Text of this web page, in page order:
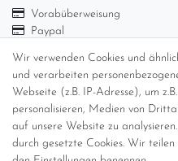
Wir verwenden Cookies und
und verarbeiten
Webseite (z.B. IP-Adresse), um
personalisieren, Medien von
auf unsere Website zu
durch gesetzte Cookies. Wir
Vorabüberweisung
Paypal
Versandinformationen
Versand per GLS (6,90 Euro)
(innerhalb Deutschlands)